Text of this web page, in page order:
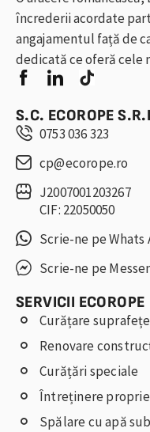
încrederii acordate
angajamentul față de
dedicată ce oferă cele
S.C. ECOROPE
0753 036 323
cp@ecorope.ro
J2007001203267
CIF: 22050050
Scrie-ne pe Whats
Scrie-ne pe
SERVICII ECOROPE
Curățare suprafețe
Renovare
Curățări speciale
Întreținere
Spălare cu apă